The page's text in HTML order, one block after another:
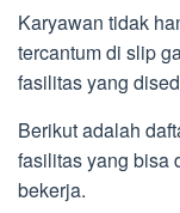
Karyawan tidak
tercantum di slip
fasilitas yang
Berikut adalah
fasilitas yang bisa
bekerja.